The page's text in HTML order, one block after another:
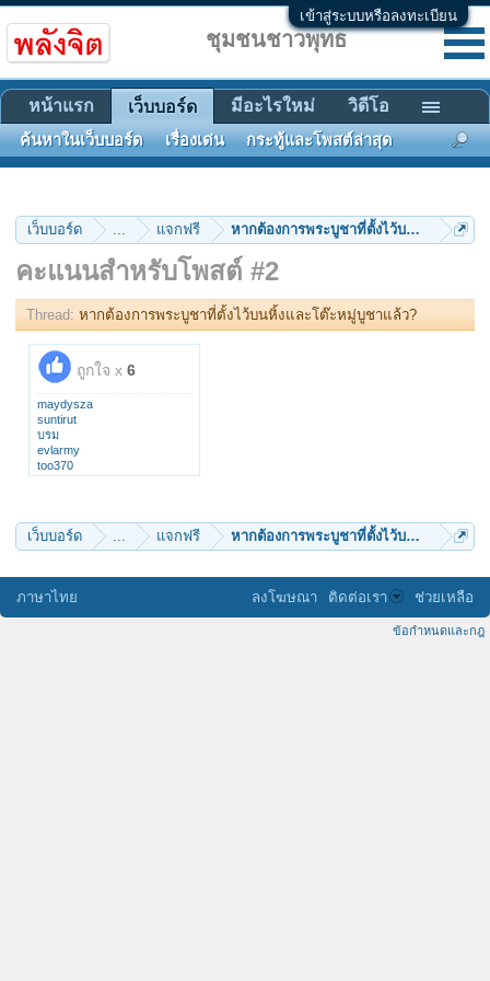
เข้าสู่ระบบหรือลงทะเบียน
เว็บบอร์ด ... แจกฟรี หากต้องการพระบูชาที่ตั้งไว้บนหิ้งและโต๊ะ
คะแนนสำหรับโพสต์ #2
Thread: หากต้องการพระบูชาที่ตั้งไว้บนหิ้งและโต๊ะหมู่บูชาแล้ว?
ถูกใจ x 6
maydysza
suntirut
บรม
evlarmy
too370
ติงติง
เว็บบอร์ด ... แจกฟรี หากต้องการพระบูชาที่ตั้งไว้บนหิ้งและโต๊ะ
ชุมชนชาวพุทธ
หน้าแรก เว็บบอร์ด
ค้นหาในเว็บบอร์ด เรื่องเด่น กระทู้และโพสต์ล่าสุด
มีอะไรใหม่ วิดีโอ
ภาษาไทย ลงโฆษณา ติดต่อเรา ช่วยเหลือ
ข้อกำหนดและกฎ